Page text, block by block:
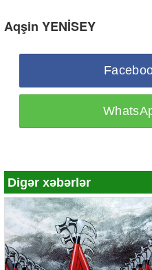
Aqşin YENİSEY
Digər xəbərlər